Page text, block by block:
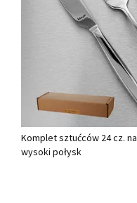
Komplet sztućców 24 cz.
wysoki połysk